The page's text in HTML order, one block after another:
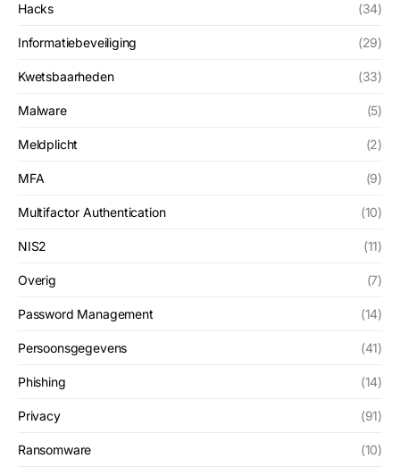
Hacks (34)
Informatiebeveiliging (29)
Kwetsbaarheden (33)
Malware (5)
Meldplicht (2)
MFA (9)
Multifactor Authentication (10)
NIS2 (11)
Overig (7)
Password Management (14)
Persoonsgegevens (41)
Phishing (14)
Privacy (91)
Ransomware (10)